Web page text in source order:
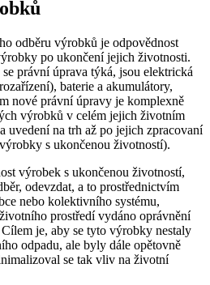
odběru výrobků je odpovědnost
po ukončení jejich životnosti.
právní úprava týká, jsou elektrická
baterie a akumulátory,
nové právní úpravy je komplexně
výrobků v celém jejich životním
uvedení na trh až po jejich zpracovaní
s ukončenou životností).
výrobek s ukončenou životností,
odevzdat, a to prostřednictvím
nebo kolektivního systému,
prostředí vydáno oprávnění
je, aby se tyto výrobky nestaly
odpadu, ale byly dále opětovně
se tak vliv na životní